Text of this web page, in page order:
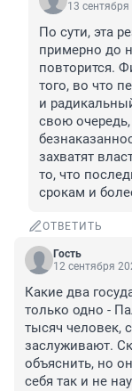
13
По сути, эта
примерно до
повторится.
того, во что
и
свою
захватят
то, что
срокам и
ОТВЕТИТЬ
Гость
12 сентября
Какие два
только одно -
тысяч человек,
заслуживают.
объяснить, но
себя так и не